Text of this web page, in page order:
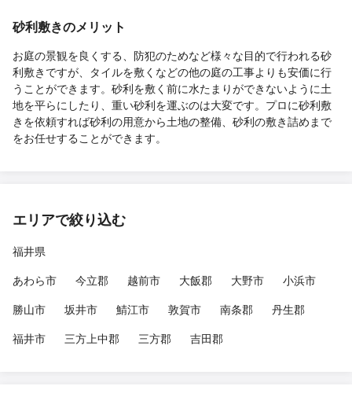
砂利敷きのメリット
お庭の景観を良くする、防犯のためなど様々な目的で行われる砂
利敷きですが、タイルを敷くなどの他の庭の工事よりも安価に行
うことができます。砂利を敷く前に水たまりができないように土
地を平らにしたり、重い砂利を運ぶのは大変です。プロに砂利敷
きを依頼すれば砂利の用意から土地の整備、砂利の敷き詰めまで
をお任せすることができます。
エリアで絞り込む
福井県
あわら市
今立郡 越前市 大飯郡 大野市
小浜市
勝山市
坂井市 鯖江市 敦賀市 南条郡
丹生郡
福井市
三方上中郡 三方郡 吉田郡